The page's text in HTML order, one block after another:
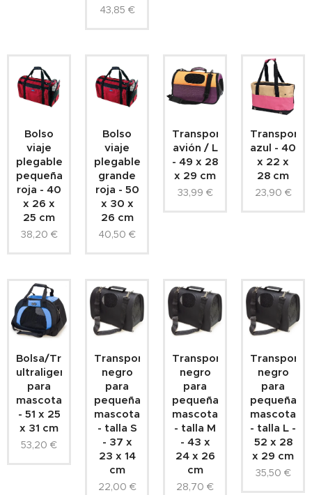
43,85 €
Bolso
viaje
plegable
pequeña
roja - 40
x 26 x
25 cm
38,20 €
Bolso
viaje
plegable
grande
roja - 50
x 30 x
26 cm
40,50 €
Transportín
avión / L
- 49 x 28
x 29 cm
33,99 €
Transportín
azul - 40
x 22 x
28 cm
23,90 €
Bolsa/Transportín
ultraligero
para
mascotas
- 51 x 25
x 31 cm
53,20 €
Transportín
negro
para
pequeñas
mascotas
- talla S
- 37 x
23 x 14
cm
22,00 €
Transportín
negro
para
pequeñas
mascotas
- talla M
- 43 x
24 x 26
cm
28,70 €
Transportín
negro
para
pequeñas
mascotas
- talla L -
52 x 28
x 29 cm
35,50 €